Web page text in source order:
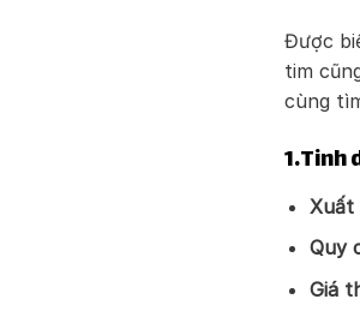
Được
tim
cùng
1.Tinh
Xuất
Quy
Giá